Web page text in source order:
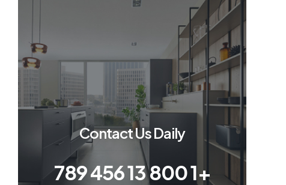
Contact Us Daily
+1 800 13 456 789